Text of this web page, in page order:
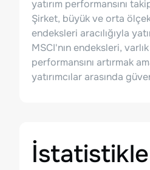
yatırım performansını
Şirket, büyük ve orta
endeksleri aracılığıyla
MSCI'nın endeksleri,
performansını artırmak
yatırımcılar arasında